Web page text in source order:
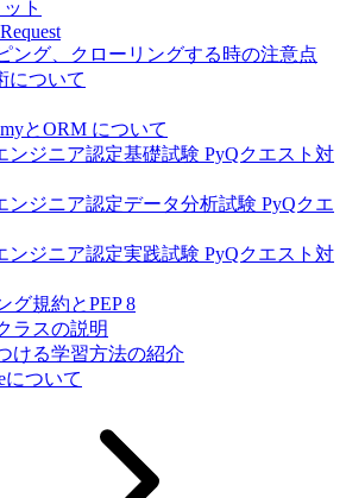
ト
ング、クローリングする時の注意点
について
とORM について
ンジニア認定基礎試験 PyQクエスト対
ンジニア認定データ分析試験 PyQクエ
ンジニア認定実践試験 PyQクエスト対
グ規約とPEP 8
ラスの説明
ける学習方法の紹介
について